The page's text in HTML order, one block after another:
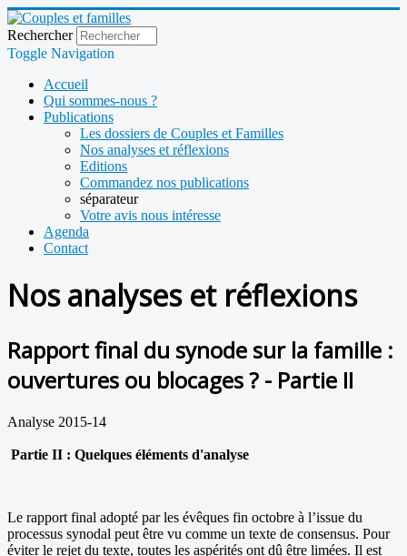
Rechercher
Toggle Navigation
Accueil
Qui sommes-nous ?
Publications
Les dossiers de Couples et Familles
Nos analyses et réflexions
Editions
Commandez nos publications
séparateur
Votre avis nous intéresse
Agenda
Contact
Nos analyses et réflexions
Rapport final du synode sur la famille :
ouvertures ou blocages ? - Partie II
Analyse 2015-14
Partie II : Quelques éléments d'analyse
Le rapport final adopté par les évêques fin octobre à l’issue du
processus synodal peut être vu comme un texte de consensus. Pour
éviter le rejet du texte, toutes les aspérités ont dû être limées. Il est